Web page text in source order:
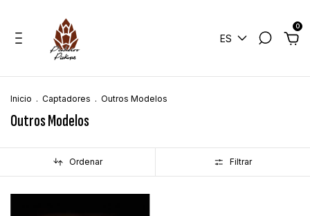
ES
0
Inicio . Captadores . Outros Modelos
Outros Modelos
Ordenar Filtrar